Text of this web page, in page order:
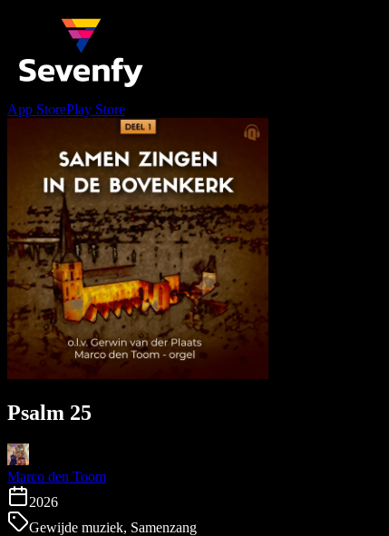
App StorePlay Store
Psalm 25
Marco den Toom
2026
Gewijde muziek, Samenzang